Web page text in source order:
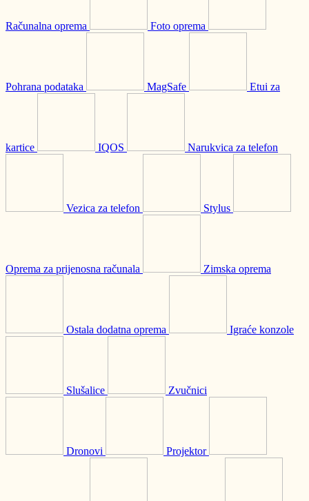
Računalna oprema Foto oprema
Pohrana podataka MagSafe Etui za
kartice IQOS Narukvica za telefon
Vezica za telefon Stylus
Oprema za prijenosna računala Zimska oprema
Ostala dodatna oprema Igraće konzole
Slušalice Zvučnici
Dronovi Projektor